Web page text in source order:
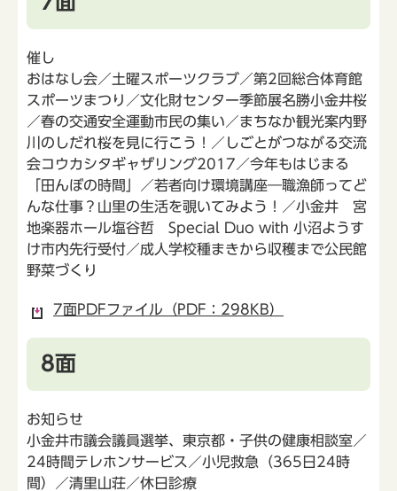
催し
おはなし会／土曜スポーツクラブ／第2回総合体育館
スポーツまつり／文化財センター季節展名勝小金井桜
／春の交通安全運動市民の集い／まちなか観光案内野
川のしだれ桜を見に行こう！／しごとがつながる交流
会コウカシタギャザリング2017／今年もはじまる
「田んぼの時間」／若者向け環境講座―職漁師ってど
んな仕事？山里の生活を覗いてみよう！／小金井 宮
地楽器ホール塩谷哲 Special Duo with 小沼ようす
け市内先行受付／成人学校種まきから収穫まで公民館
野菜づくり
7面PDFファイル（PDF：298KB）
8面
お知らせ
小金井市議会議員選挙、東京都・子供の健康相談室／
24時間テレホンサービス／小児救急（365日24時
間）／清里山荘／休日診療